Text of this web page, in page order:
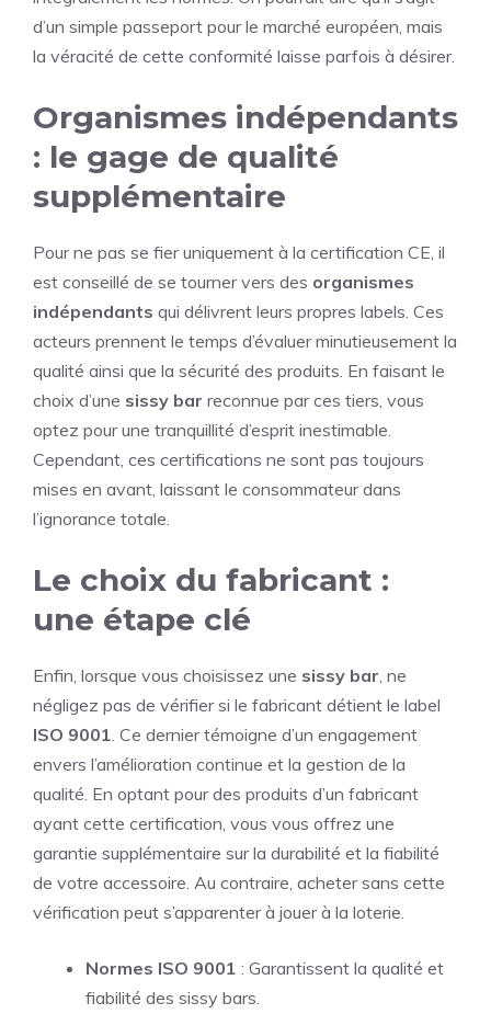
d’un simple passeport pour le marché européen, mais
la véracité de cette conformité laisse parfois à désirer.
Organismes indépendants
: le gage de qualité
supplémentaire
Pour ne pas se fier uniquement à la certification CE, il
est conseillé de se tourner vers des organismes
indépendants qui délivrent leurs propres labels. Ces
acteurs prennent le temps d’évaluer minutieusement la
qualité ainsi que la sécurité des produits. En faisant le
choix d’une sissy bar reconnue par ces tiers, vous
optez pour une tranquillité d’esprit inestimable.
Cependant, ces certifications ne sont pas toujours
mises en avant, laissant le consommateur dans
l’ignorance totale.
Le choix du fabricant :
une étape clé
Enfin, lorsque vous choisissez une sissy bar , ne
négligez pas de vérifier si le fabricant détient le label
ISO 9001 . Ce dernier témoigne d’un engagement
envers l’amélioration continue et la gestion de la
qualité. En optant pour des produits d’un fabricant
ayant cette certification, vous vous offrez une
garantie supplémentaire sur la durabilité et la fiabilité
de votre accessoire. Au contraire, acheter sans cette
vérification peut s’apparenter à jouer à la loterie.
Normes ISO 9001 : Garantissent la qualité et
fiabilité des sissy bars.